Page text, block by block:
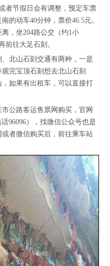
者节假日会有调整，预定车票
的动车40分钟，票价46.5元。
，坐204路公交（约1小
前往大足石刻。
北山石刻交通有两种，一是
完宝顶石刻想去北山石刻
如果有出租车，可以直接打
公路客运售票网购买，官网
96096），找微信公众号也是
者微信购买后，前往乘车站